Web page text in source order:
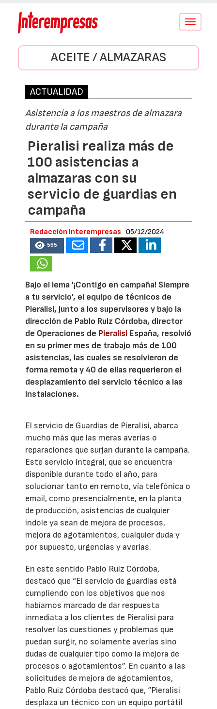
Conmutar
ACEITE / ALMAZARAS
ACTUALIDAD
Asistencia a los maestros de almazara
durante la campaña
Pieralisi realiza más de
100 asistencias a
almazaras con su
servicio de guardias en
campaña
Redacción Interempresas 05/12/2024
565
Bajo el lema '¡Contigo en campaña! Siempre
a tu servicio', el equipo de técnicos de
Pieralisi, junto a los supervisores y bajo la
dirección de Pablo Ruiz Córdoba, director
de Operaciones de Pieralisi España, resolvió
en su primer mes de trabajo más de 100
asistencias, las cuales se resolvieron de
forma remota y 40 de ellas requerieron el
desplazamiento del servicio técnico a las
instalaciones.
El servicio de Guardias de Pieralisi, abarca
mucho más que las meras averías o
reparaciones que surjan durante la campaña.
Este servicio integral, que se encuentra
disponible durante todo el año, para
solucionar tanto en remoto, vía telefónica o
email, como presencialmente, en la planta
de producción, asistencias de cualquier
índole ya sean de mejora de procesos,
mejora de agotamientos, cualquier duda y
por supuesto, urgencias y averías.
En este sentido Pablo Ruiz Córdoba,
destacó que “El servicio de guardias está
cumpliendo con los objetivos que nos
habíamos marcado de dar respuesta
inmediata a los clientes de Pieralisi para
resolver las cuestiones y problemas que
puedan surgir, no solamente averías sino
dudas de cualquier tipo como la mejora de
procesos o agotamientos”. En cuanto a las
solicitudes de mejora de agotamientos,
Pablo Ruiz Córdoba destacó que, “Pieralisi
desplaza un técnico con un equipo portátil